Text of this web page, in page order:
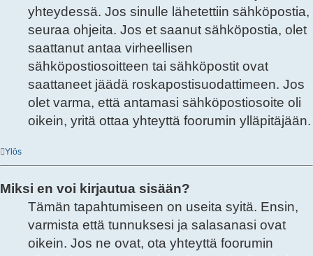
yhteydessä. Jos sinulle lähetettiin sähköpostia,
seuraa ohjeita. Jos et saanut sähköpostia, olet
saattanut antaa virheellisen
sähköpostiosoitteen tai sähköpostit ovat
saattaneet jäädä roskapostisuodattimeen. Jos
olet varma, että antamasi sähköpostiosoite oli
oikein, yritä ottaa yhteyttä foorumin ylläpitäjään.
Ylös
Miksi en voi kirjautua sisään?
Tämän tapahtumiseen on useita syitä. Ensin,
varmista että tunnuksesi ja salasanasi ovat
oikein. Jos ne ovat, ota yhteyttä foorumin